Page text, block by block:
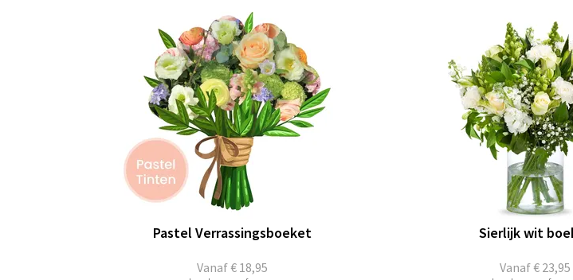
Vanaf€ 18,95
Pastel Verrassingsboeket
Vanaf€ 23,95
Sierlijk wit